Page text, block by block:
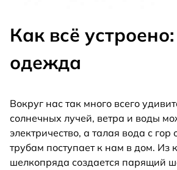
Как всё
одежда
Вокруг нас так много всего
солнечных лучей, ветра и воды
электричество, а талая вода с
трубам поступает к нам в дом. Из
шелкопряда создается парящий